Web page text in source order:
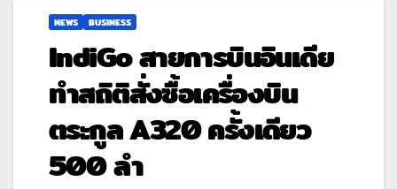
NEWS BUSINESS
IndiGo สายการบินอินเดีย
ทำสถิติสั่งซื้อเครื่องบิน
ตระกูล A320 ครั้งเดียว
500 ลำ